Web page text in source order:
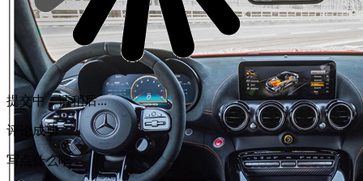
提交中，请稍后...
评论成功
写点什么吧